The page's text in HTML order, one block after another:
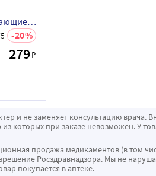
Joonies пеленки впитывающие одноразовые детские 60х60 см 10 шт.
20
279₽
и не заменяет консультацию
которых при заказе невозможен. У
продажа медикаментов (в том
Росздравнадзора. Мы не
покупается в аптеке.